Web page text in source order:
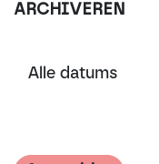
ARCHIVEREN